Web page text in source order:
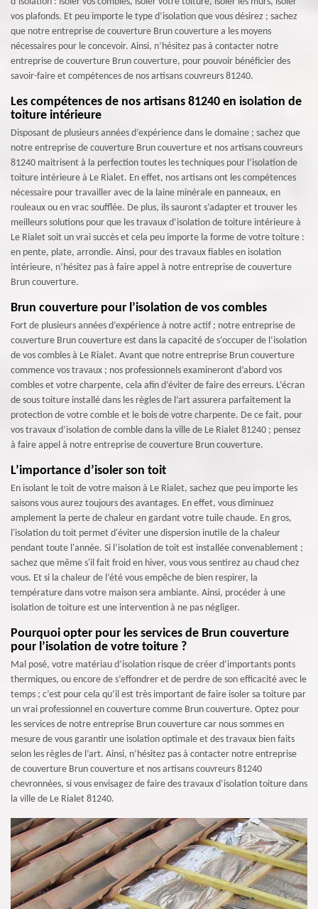
vos plafonds. Et peu importe le type d’isolation que vous désirez ; sachez
que notre entreprise de couverture Brun couverture a les moyens
nécessaires pour le concevoir. Ainsi, n’hésitez pas à contacter notre
entreprise de couverture Brun couverture, pour pouvoir bénéficier des
savoir-faire et compétences de nos artisans couvreurs 81240.
Les compétences de nos artisans 81240 en isolation de
toiture intérieure
Disposant de plusieurs années d’expérience dans le domaine ; sachez que
notre entreprise de couverture Brun couverture et nos artisans couvreurs
81240 maitrisent à la perfection toutes les techniques pour l’isolation de
toiture intérieure à Le Rialet. En effet, nos artisans ont les compétences
nécessaire pour travailler avec de la laine minérale en panneaux, en
rouleaux ou en vrac soufflée. De plus, ils sauront s’adapter et trouver les
meilleurs solutions pour que les travaux d’isolation de toiture intérieure à
Le Rialet soit un vrai succès et cela peu importe la forme de votre toiture :
en pente, plate, arrondie. Ainsi, pour des travaux fiables en isolation
intérieure, n’hésitez pas à faire appel à notre entreprise de couverture
Brun couverture.
Brun couverture pour l’isolation de vos combles
Fort de plusieurs années d’expérience à notre actif ; notre entreprise de
couverture Brun couverture est dans la capacité de s’occuper de l’isolation
de vos combles à Le Rialet. Avant que notre entreprise Brun couverture
commence vos travaux ; nos professionnels examineront d’abord vos
combles et votre charpente, cela afin d’éviter de faire des erreurs. L’écran
de sous toiture installé dans les règles de l’art assurera parfaitement la
protection de votre comble et le bois de votre charpente. De ce fait, pour
vos travaux d’isolation de comble dans la ville de Le Rialet 81240 ; pensez
à faire appel à notre entreprise de couverture Brun couverture.
L’importance d’isoler son toit
En isolant le toit de votre maison à Le Rialet, sachez que peu importe les
saisons vous aurez toujours des avantages. En effet, vous diminuez
amplement la perte de chaleur en gardant votre tuile chaude. En gros,
l'isolation du toit permet d'éviter une dispersion inutile de la chaleur
pendant toute l'année. Si l’isolation de toit est installée convenablement ;
sachez que même s'il fait froid en hiver, vous vous sentirez au chaud chez
vous. Et si la chaleur de l’été vous empêche de bien respirer, la
température dans votre maison sera ambiante. Ainsi, procéder à une
isolation de toiture est une intervention à ne pas négliger.
Pourquoi opter pour les services de Brun couverture
pour l’isolation de votre toiture ?
Mal posé, votre matériau d’isolation risque de créer d’importants ponts
thermiques, ou encore de s’effondrer et de perdre de son efficacité avec le
temps ; c’est pour cela qu’il est très important de faire isoler sa toiture par
un vrai professionnel en couverture comme Brun couverture. Optez pour
les services de notre entreprise Brun couverture car nous sommes en
mesure de vous garantir une isolation optimale et des travaux bien faits
selon les règles de l’art. Ainsi, n’hésitez pas à contacter notre entreprise
de couverture Brun couverture et nos artisans couvreurs 81240
chevronnées, si vous envisagez de faire des travaux d’isolation toiture dans
la ville de Le Rialet 81240.